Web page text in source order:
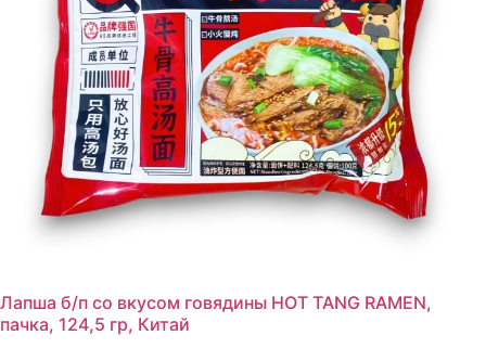
Лапша б/п со вкусом говядины HOT TANG RAMEN,
пачка, 124,5 гр, Китай